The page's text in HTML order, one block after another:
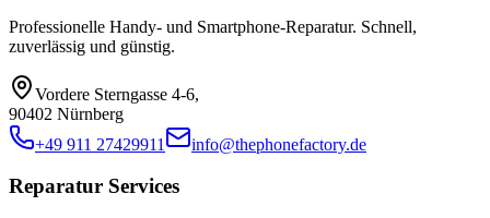
Professionelle Handy- und Smartphone-Reparatur. Schnell,
zuverlässig und günstig.
Vordere Sterngasse 4-6,
90402 Nürnberg
+49 911 27429911
info@thephonefactory.de
Reparatur Services